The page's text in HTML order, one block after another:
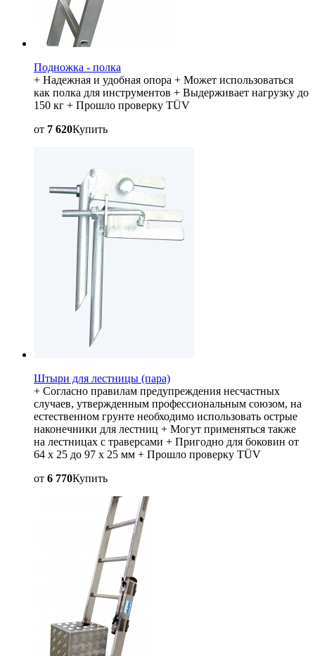
Подножка - полка
+ Надежная и удобная опора + Может использоваться
как полка для инструментов + Выдерживает нагрузку до
150 кг + Прошло проверку TÜV
от 7 620Купить
Штыри для лестницы (пара)
+ Согласно правилам предупреждения несчастных
случаев, утвержденным профессиональным союзом, на
естественном грунте необходимо использовать острые
наконечники для лестниц + Могут применяться также
на лестницах с траверсами + Пригодно для боковин от
64 x 25 до 97 x 25 мм + Прошло проверку TÜV
от 6 770Купить